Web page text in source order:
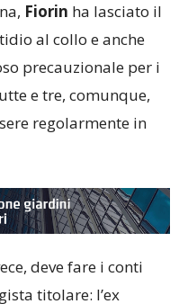
Fiorin ha lasciato il
al collo e anche
precauzionale per i
e tre, comunque,
regolarmente in
deve fare i conti
titolare: l’ex